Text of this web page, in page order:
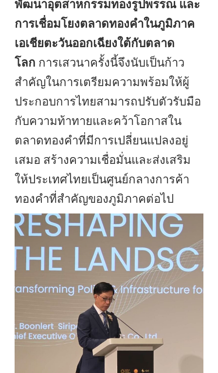
พัฒนาอุตสาหกรรมทองรูปพรรณ และ
การเชื่อมโยงตลาดทองคำในภูมิภาค
เอเชียตะวันออกเฉียงใต้กับตลาด
โลก การเสวนาครั้งนี้จึงนับเป็นก้าว
สำคัญในการเตรียมความพร้อมให้ผู้
ประกอบการไทยสามารถปรับตัวรับมือ
กับความท้าทายและคว้าโอกาสใน
ตลาดทองคำที่มีการเปลี่ยนแปลงอยู่
เสมอ สร้างความเชื่อมั่นและส่งเสริม
ให้ประเทศไทยเป็นศูนย์กลางการค้า
ทองคำที่สำคัญของภูมิภาคต่อไป